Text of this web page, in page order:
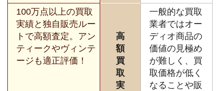
100万点以上の買取
実績と独自販売ルー
トで高額査定。アン
ティークやヴィンテ
ージも適正評価！
高
額
買
取
実
一般的な買取
業者ではオー
ディオ商品の
価値の見極め
が難しく、買
取価格が低く
なることや販